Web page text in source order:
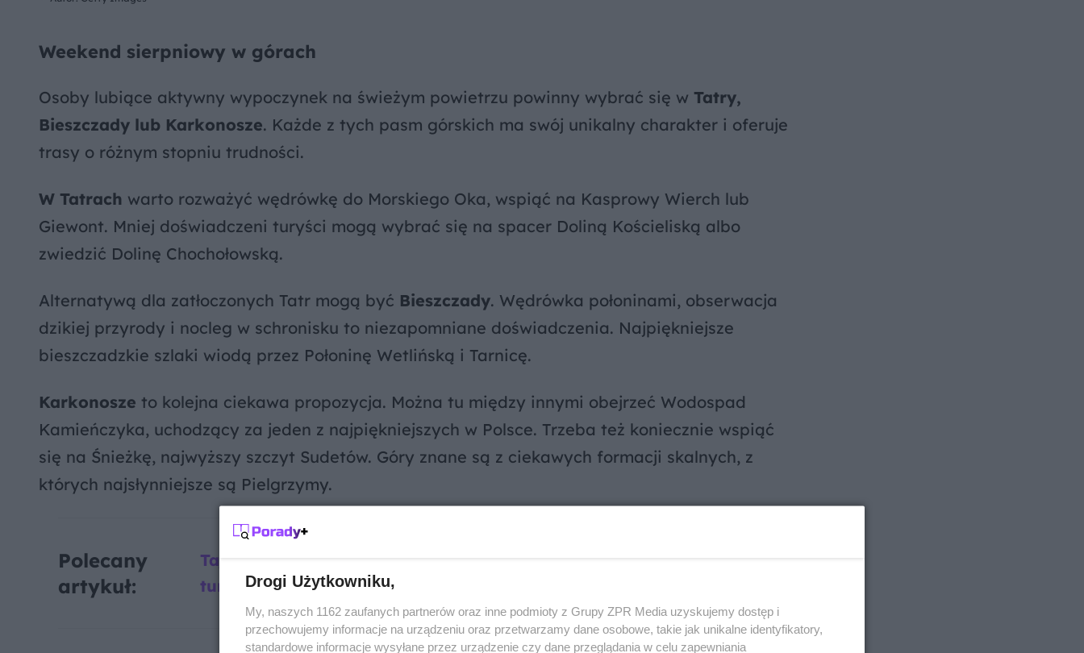
Weekend sierpniowy w górach
Osoby lubiące aktywny wypoczynek na świeżym powietrzu powinny wybrać się w Tatry,
Bieszczady lub Karkonosze. Każde z tych pasm górskich ma swój unikalny charakter i oferuje
trasy o różnym stopniu trudności.
W Tatrach warto rozważyć wędrówkę do Morskiego Oka, wspiąć na Kasprowy Wierch lub
Giewont. Mniej doświadczeni turyści mogą wybrać się na spacer Doliną Kościeliską albo
zwiedzić Dolinę Chochołowską.
Alternatywą dla zatłoczonych Tatr mogą być Bieszczady. Wędrówka połoninami, obserwacja
dzikiej przyrody i nocleg w schronisku to niezapomniane doświadczenia. Najpiękniejsze
bieszczadzkie szlaki wiodą przez Połoninę Wetlińską i Tarnicę.
Karkonosze to kolejna ciekawa propozycja. Można tu między innymi obejrzeć Wodospad
Kamieńczyka, uchodzący za jeden z najpiękniejszych w Polsce. Trzeba też koniecznie wspiąć
się na Śnieżkę, najwyższy szczyt Sudetów. Góry znane są z ciekawych formacji skalnych, z
których najsłynniejsze są Pielgrzymy.
Polecany
artykuł:
Tajemnicze wulkaniczne atrakcje w Tyliczu i Muszynie. Niewielu
turystów o nich …
Drogi Użytkowniku,
My, naszych 1162 zaufanych partnerów oraz inne podmioty z Grupy ZPR Media uzyskujemy dostęp i
przechowujemy informacje na urządzeniu oraz przetwarzamy dane osobowe, takie jak unikalne identyfikatory,
standardowe informacje wysyłane przez urządzenie czy dane przeglądania w celu zapewniania